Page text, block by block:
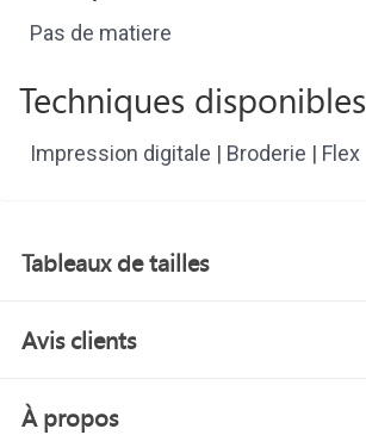
Pas de matiere
Techniques disponibles
Impression digitale | Broderie | Flex
Tableaux de tailles
Avis clients
À propos